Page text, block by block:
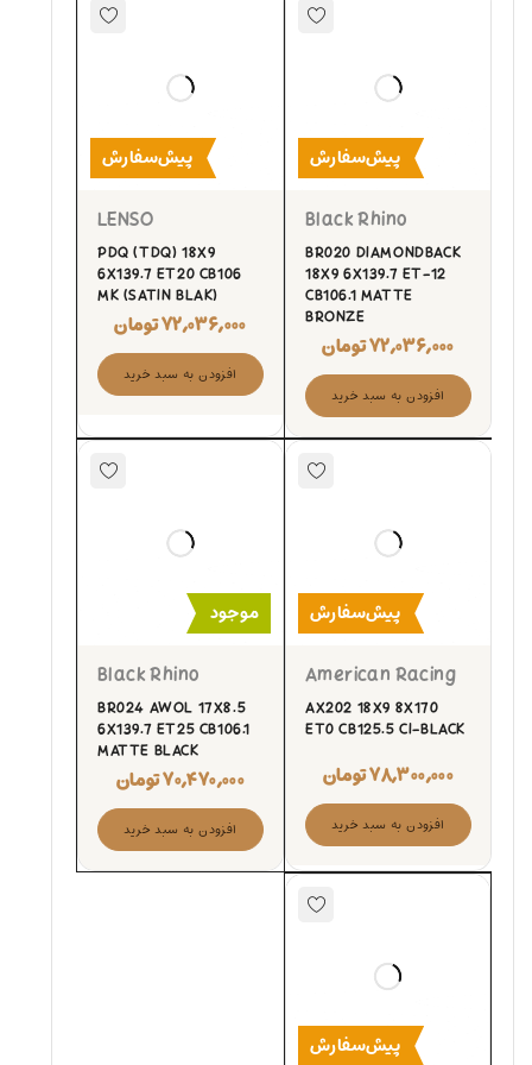
پیش‌سفارش
Black Rhino
BR020 DIAMONDBACK
18X9 6X139.7 ET-12
CB106.1 MATTE
BRONZE
۷۲,۰۳۶,۰۰۰تومان
افزودن به سبد خرید
پیش‌سفارش
LENSO
PDQ (TDQ) 18X9
6X139.7 ET20 CB106
MK (SATIN BLAK)
۷۲,۰۳۶,۰۰۰تومان
افزودن به سبد خرید
پیش‌سفارش
American Racing
AX202 18X9 8X170
ET0 CB125.5 CI-BLACK
۷۸,۳۰۰,۰۰۰تومان
افزودن به سبد خرید
موجود
Black Rhino
BR024 AWOL 17X8.5
6X139.7 ET25 CB106.1
MATTE BLACK
۷۰,۴۷۰,۰۰۰تومان
افزودن به سبد خرید
پیش‌سفارش